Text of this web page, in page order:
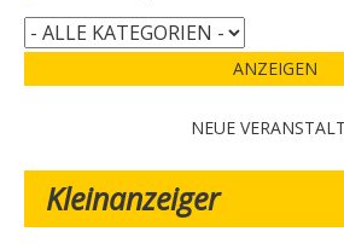
ANZEIGEN
NEUE
Kleinanzeiger